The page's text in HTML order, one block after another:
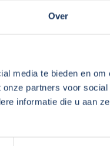
Over
media te bieden en om
partners voor social
informatie die u aan
Tom